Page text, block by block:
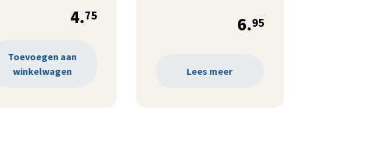
4.75
Toevoegen aan
winkelwagen
6.95
Lees meer